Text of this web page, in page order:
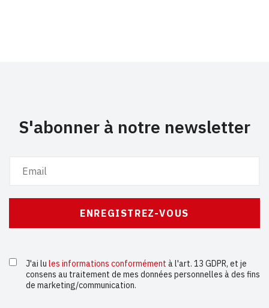
S'abonner à notre newsletter
J'ai lu les informations conformément à l'art. 13 GDPR, et je
consens au traitement de mes données personnelles à des fins
de marketing/communication.